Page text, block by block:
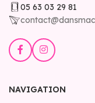
05 63 03 29 81
NAVIGATION